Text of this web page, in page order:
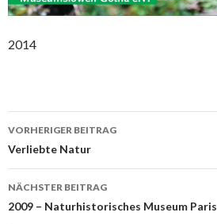
2014
Beitrags-
Navigation
VORHERIGER BEITRAG
Verliebte Natur
NÄCHSTER BEITRAG
2009 – Naturhistorisches Museum Paris